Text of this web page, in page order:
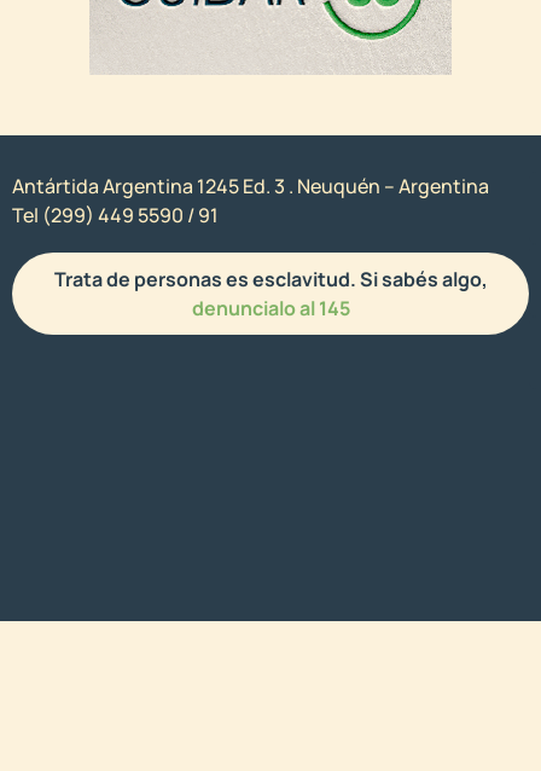
Antártida Argentina 1245 Ed. 3 . Neuquén – Argentina
Tel (299) 449 5590 / 91
Trata de personas es esclavitud. Si sabés algo,
denuncialo al 145